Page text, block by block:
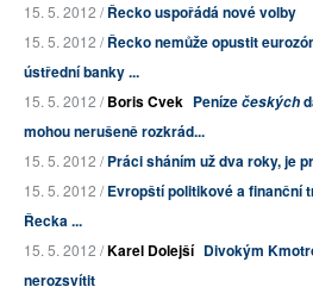
15. 5. 2012 /Řecko uspořádá nové volby
15. 5. 2012 /Řecko nemůže opustit
ústřední banky ...
15. 5. 2012 /Boris Cvek Penízečeských
mohou nerušeně rozkrád...
15. 5. 2012 /Práci sháním už dva roky, je
15. 5. 2012 /Evropští politikové a finanční
Řecka ...
15. 5. 2012 /Karel Dolejší Divokým
nerozsvítit